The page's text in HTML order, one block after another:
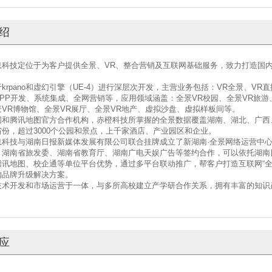
技定位于为客户提供全景、VR、整合营销及互联网基础服务，致力打造国
和虚幻引擎（UE-4）进行深层次开发，主营业务包括：VR全景、VR
开发、系统集成、全网营销等，应用领域涵盖：全景VR校园、全景VR旅
博物馆、全景VR展厅、全景VR地产、虚拟沙盘、虚拟样板间等。
腾讯地图官方合作机构，赤橙科技所掌握的全景数据覆盖湖南、湖北、广
，超过3000个公园和景点，上千家酒店、产业园区和企业。
技与湖南日报新媒体发展有限公司联合挂牌成立了新湖南·全景网络运营中
南省旅发委、湖南省教育厅、湖南广电天娱广告等签约合作，可以依托湖
地图、校企通等单位平台优势，通过多平台联动推广，帮客户打造互联网“
牌升级解决方案。
开发和市场运营于一体，与多所高校建立产学研合作关系，拥有丰富的知